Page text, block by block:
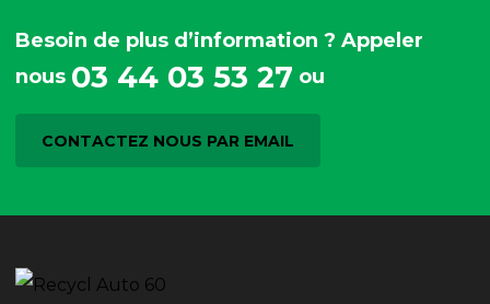
Besoin de plus d’information ? Appeler
nous 03 44 03 53 27 ou
CONTACTEZ NOUS PAR EMAIL